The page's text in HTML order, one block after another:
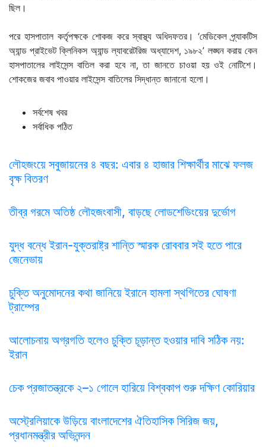
ছিল।
পরে হাসপাতাল কর্তৃপক্ষকে শোকজ করে স্বাস্থ্য অধিদফতর। ‘মেডিকেল প্র্যাকটিস
অ্যান্ড প্রাইভেট ক্লিনিকস অ্যান্ড ল্যাবরেটরিজ অধ্যাদেশ, ১৯৮২’ লঙ্ঘন করায় কেন
হাসপাতালের লাইসেন্স বাতিল করা হবে না, তা জানতে চাওয়া হয় ওই নোটিশে।
শোকজের জবাব পাওয়ার লাইসেন্স বাতিলের সিদ্ধান্ত জানানো হলো।
সর্বশেষ খবর
সর্বাধিক পঠিত
লৌহজংয়ে সবুজায়নের ৪ বছর: এবার ৪ হাজার শিক্ষার্থীর মাঝে ফলজ
বৃক্ষ বিতরণ
তীব্র গরমে অতিষ্ঠ লৌহজংবাসী, বাড়ছে লোডশেডিংয়ের দুর্ভোগ
যুদ্ধ বন্ধে ইরান-যুক্তরাষ্ট্র শান্তি স্মারক রোববার সই হতে পারে
জেনেভায়
চুক্তি অনুমোদনের কথা জানিয়ে ইরানে হামলা স্থগিতের ঘোষণা
ট্রাম্পের
আলোচনায় অগ্রগতি হলেও চুক্তি চূড়ান্ত হওয়ার দাবি সঠিক নয়:
ইরান
চেক প্রজাতন্ত্রকে ২–১ গোলে হারিয়ে বিশ্বকাপ শুরু দক্ষিণ কোরিয়ার
অস্ট্রেলিয়াকে উড়িয়ে বাংলাদেশের ঐতিহাসিক সিরিজ জয়,
প্রধানমন্ত্রীর অভিনন্দন